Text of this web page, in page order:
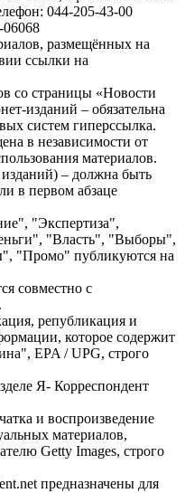
044-205-43-00
размещённых на
ссылки на
со страницы «Новости
изданий – обязательна
систем гиперссылка.
в независимости от
материалов.
– должна быть
в первом абзаце
"Экспертиза",
"Власть", "Выборы",
"Промо" публикуются на
совместно с
републикация и
которое содержит
EPA / UPG, строго
Я- Корреспондент
и воспроизведение
материалов,
Getty Images, строго
предназначены для